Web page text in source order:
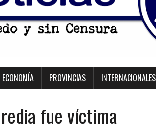
ECONOMÍA PROVINCIAS INTERNACIONALES
fue víctima